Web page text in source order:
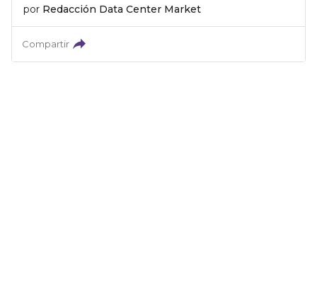
por Redacción Data Center Market
Compartir